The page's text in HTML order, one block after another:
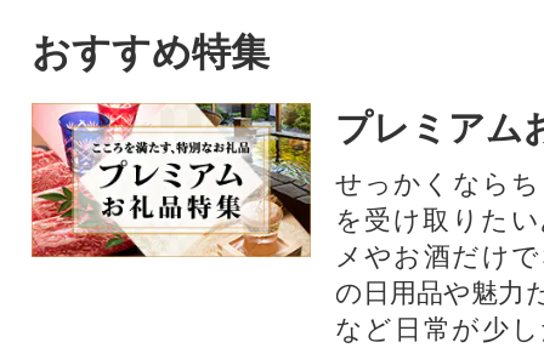
おすすめ特集
プレミアム
せっかくなら
を受け取りた
メやお酒だけ
の日用品や魅力
など日常が少